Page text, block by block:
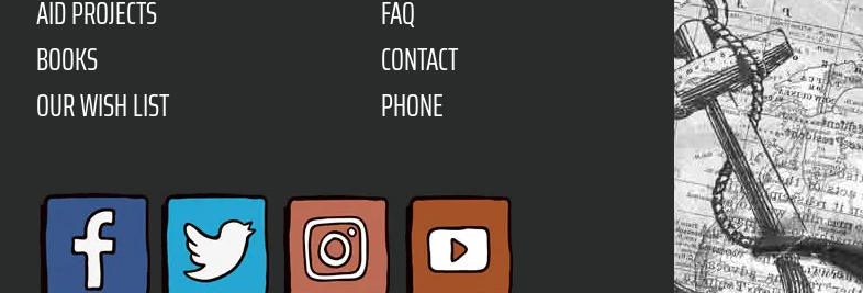
AID PROJECTS
BOOKS
OUR WISH LIST
FAQ
CONTACT
PHONE